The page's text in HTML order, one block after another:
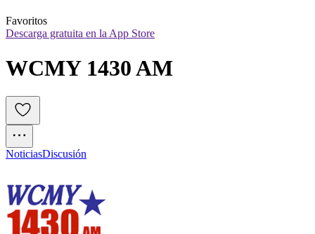
Favoritos
Descarga gratuita en la App Store
WCMY 1430 AM
NoticiasDiscusión